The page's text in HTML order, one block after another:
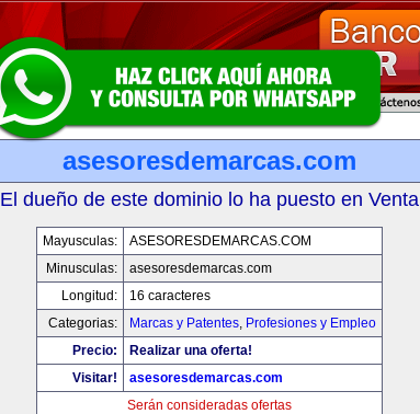
asesoresdemarcas.com
El dueño de este dominio lo ha puesto en Venta
Mayusculas:
ASESORESDEMARCAS.COM
Minusculas:
asesoresdemarcas.com
Longitud:
16 caracteres
Categorias:
Marcas y Patentes, Profesiones y Empleo
Precio:
Realizar una oferta!
Visitar!
asesoresdemarcas.com
Serán consideradas ofertas